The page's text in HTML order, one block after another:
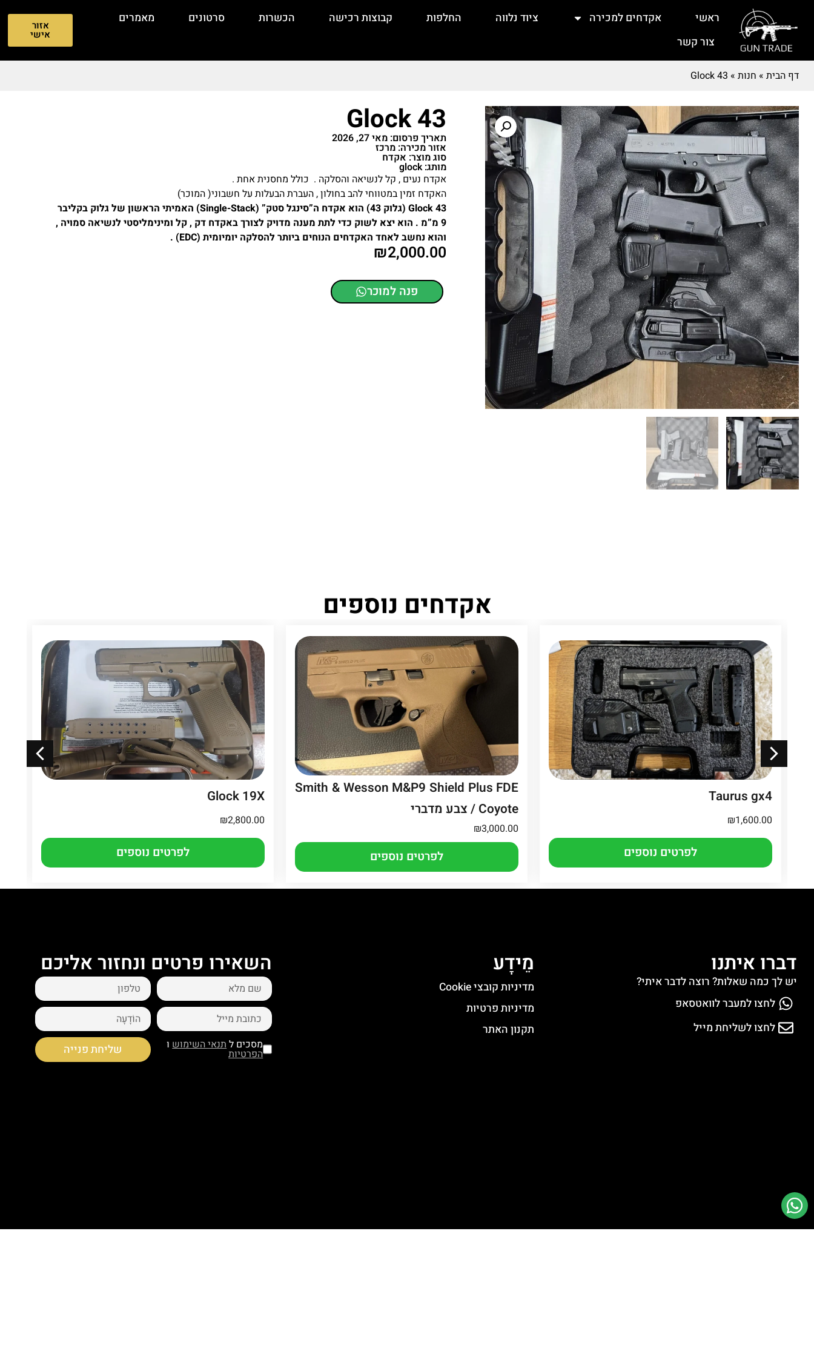
ראשי אקדחים למכירה ציוד נלווה החלפות קבוצות רכישה הכשרות סרטונים
מאמרים
צור קשר
אזור
אישי
דף הבית » חנות »
Glock 43
Glock 43
תאריך פרסום: מאי 27, 2026
אזור מכירה: מרכז
סוג מוצר: אקדח
מותג: glock
אקדח נעים , קל לנשיאה והסלקה . כולל מחסנית אחת .
האקדח זמין במטווחי להב בחולון , העברת הבעלות על חשבוני( המוכר)
Glock 43 (גלוק 43) הוא אקדח ה”סינגל סטק” (Single-Stack) האמיתי הראשון של גלוק בקליבר
9 מ”מ . הוא יצא לשוק כדי לתת מענה מדויק לצורך באקדח דק , קל ומינימליסטי לנשיאה סמויה ,
והוא נחשב לאחד האקדחים הנוחים ביותר להסלקה יומיומית (EDC) .
₪2,000.00
פנה למוכר
אקדחים נוספים
Taurus gx4
₪1,600.00
לפרטים נוספים
Smith & Wesson M&P9 Shield Plus FDE
/ Coyote צבע מדברי
₪3,000.00
לפרטים נוספים
Glock 19X
₪2,800.00
לפרטים נוספים
השאירו פרטים ונחזור אליכם
מסכים לתנאי השימושו
הפרטיות שליחת פנייה
מֵידָע
מדיניות קובצי Cookie
מדיניות פרטיות
תקנון האתר
דברו איתנו
יש לך כמה שאלות? רוצה לדבר איתי?
לחצו למעבר לוואטסאפ
לחצו לשליחת מייל